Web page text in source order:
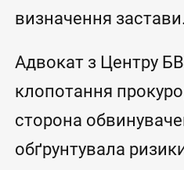
визначення застави.
Адвокат з Центру
клопотання
сторона
обґрунтувала